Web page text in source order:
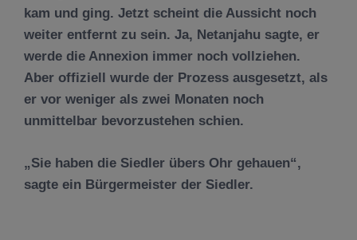
kam und ging. Jetzt scheint die Aussicht noch
weiter entfernt zu sein. Ja, Netanjahu sagte, er
werde die Annexion immer noch vollziehen.
Aber offiziell wurde der Prozess ausgesetzt, als
er vor weniger als zwei Monaten noch
unmittelbar bevorzustehen schien.
„Sie haben die Siedler übers Ohr gehauen“,
sagte ein Bürgermeister der Siedler.